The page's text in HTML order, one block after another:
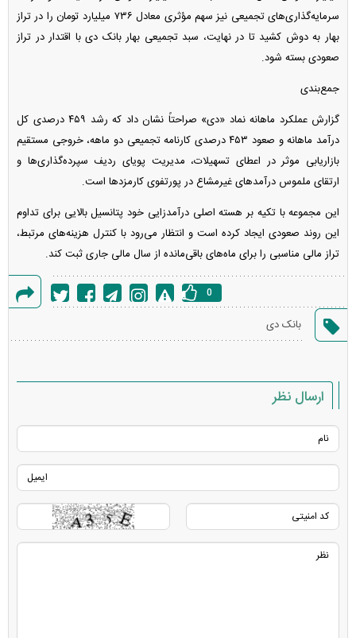
سرمایه‌گذاری‌های تجمیعی نیز سهم مؤثری معادل ۷۳۶ میلیارد تومان را در تراز
بهار به دوش کشید تا در نهایت، سبد تجمیعی بهار بانک دی با اقتدار در تراز
صعودی بسته شود.
جمع‌بندی
گزارش عملکرد ماهانه نماد «دی» صراحتاً نشان داد که رشد ۴۵۹ درصدی کل
درآمد ماهانه و صعود ۴۵۳ درصدی کارنامه تجمیعی دو ماهه، خروجی مستقیم
بازاریابی موثر در اعطای تسهیلات، مدیریت پویای ردیف سپرده‌گذاری‌ها و
ارتقای ملموس درآمد‌های غیرمشاع در پورتفوی کارمزد‌ها است.
این مجموعه با تکیه بر هسته اصلی درآمدزایی خود پتانسیل بالایی برای تداوم
این روند صعودی ایجاد کرده است و انتظار می‌رود با کنترل هزینه‌های مرتبط،
تراز مالی مناسبی را برای ماه‌های باقی‌مانده از سال مالی جاری ثبت کند.
خطا
0
بانک دی
ارسال نظر